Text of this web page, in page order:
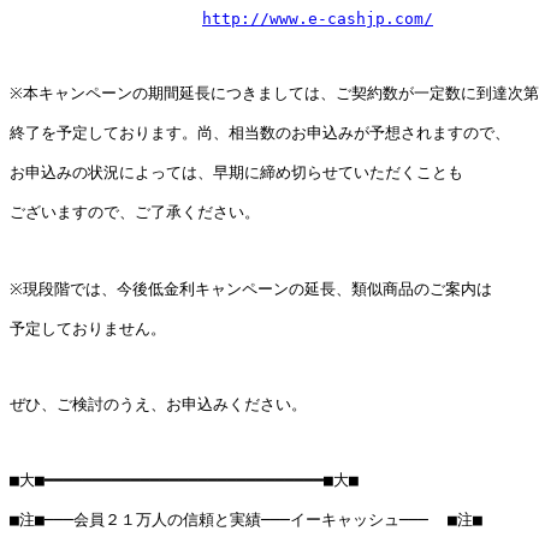
http://www.e-cashjp.com/
※本キャンペーンの期間延長につきましては、ご契約数が一定数に到達次第
終了を予定しております。尚、相当数のお申込みが予想されますので、
お申込みの状況によっては、早期に締め切らせていただくことも
ございますので、ご了承ください。
※現段階では、今後低金利キャンペーンの延長、類似商品のご案内は
予定しておりません。
ぜひ、ご検討のうえ、お申込みください。
■大■━━━━━━━━━━━━━━━━━━━━━━━━━━━━━■大■
■注■───会員２１万人の信頼と実績───イーキャッシュ───  ■注■